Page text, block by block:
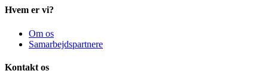
Hvem er vi?
Om os
Samarbejdspartnere
Kontakt os